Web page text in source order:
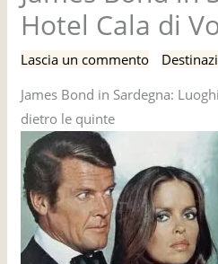
Hotel Cala di
Lascia un commento
James Bond in Sardegna:
dietro le quinte